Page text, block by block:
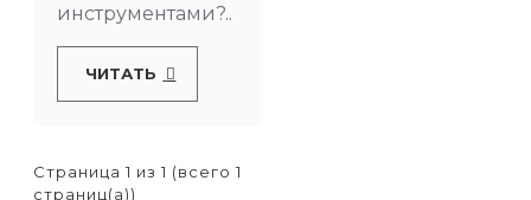
инструментами?..
ЧИТАТЬ
Страница 1 из 1 (всего 1
страниц(а))